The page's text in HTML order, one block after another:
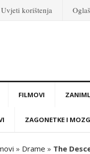
Uvjeti korištenja
FILMOVI
ZAGONETKE I
» Drame » The